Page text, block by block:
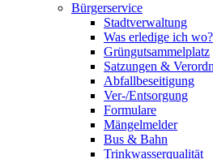
Bürgerservice
Stadtverwaltung
Was erledige ich wo?
Grüngutsammelplatz
Satzungen &
Abfallbeseitigung
Ver-/Entsorgung
Formulare
Mängelmelder
Bus & Bahn
Trinkwasserqualität